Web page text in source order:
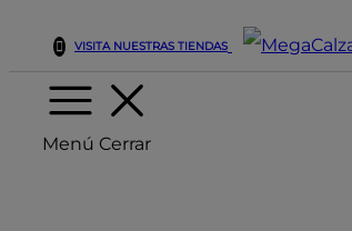
VISITA NUESTRAS TIENDAS
Menú Cerrar